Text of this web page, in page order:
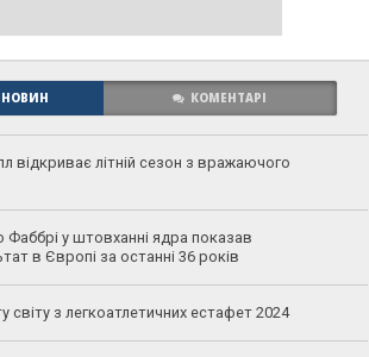
НОВИН КОМЕНТАРІ
відкриває літній сезон з вражаючого
Фаббрі у штовханні ядра показав
в Європі за останні 36 років
світу з легкоатлетичних естафет 2024